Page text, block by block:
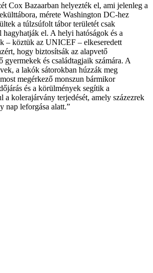
Cox Bazaarban helyezték el, ami jelenleg a
mérete Washington DC-hez
a túlzsúfolt tábor területét csak
el. A helyi hatóságok és a
– köztük az UNICEF – elkeseredett
hogy biztosítsák az alapvető
gyermekek és családtagjaik számára. A
a lakók sátorokban húzzák meg
megérkező monszun bármikor
és a körülmények segítik a
a kolerajárvány terjedését, amely százezrek
nap leforgása alatt.”